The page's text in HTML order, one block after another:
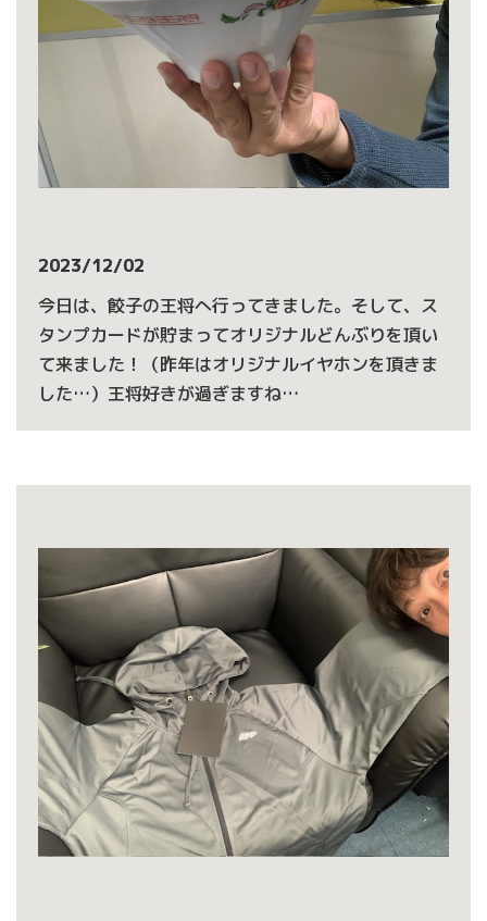
2023/12/02
今日は、餃子の王将へ行ってきました。そして、ス
タンプカードが貯まってオリジナルどんぶりを頂い
て来ました！（昨年はオリジナルイヤホンを頂きま
した…）王将好きが過ぎますね…